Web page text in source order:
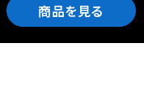
商品を見る